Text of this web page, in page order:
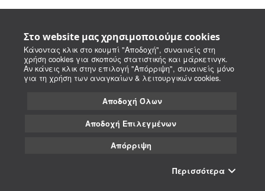
Στο website μας χρησιμοποιούμε cookies
Κάνοντας κλικ στο κουμπί "Αποδοχή", συναινείς στη
χρήση cookies για σκοπούς στατιστικής και μάρκετινγκ.
Αν κάνεις κλικ στην επιλογή "Απόρριψη", συναινείς μόνο
για τη χρήση των αναγκαίων & λειτουργικών cookies.
Αποδοχή Όλων
Αποδοχή Επιλεγμένων
Απόρριψη
Περισσότερα